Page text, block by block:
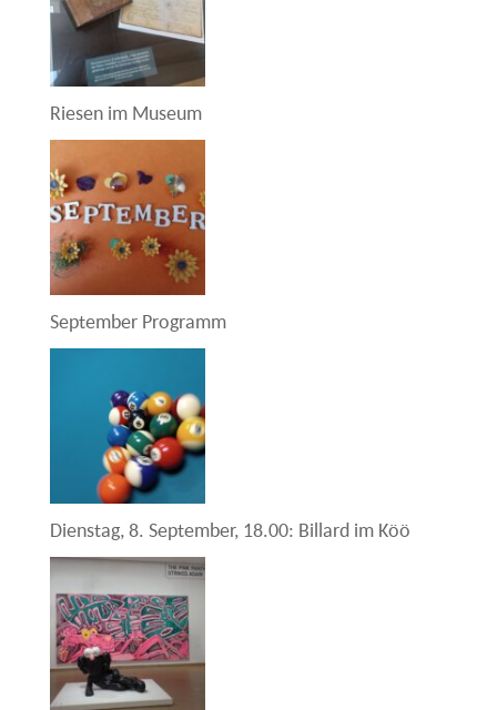
Riesen im Museum
September Programm
Dienstag, 8. September, 18.00: Billard im Köö